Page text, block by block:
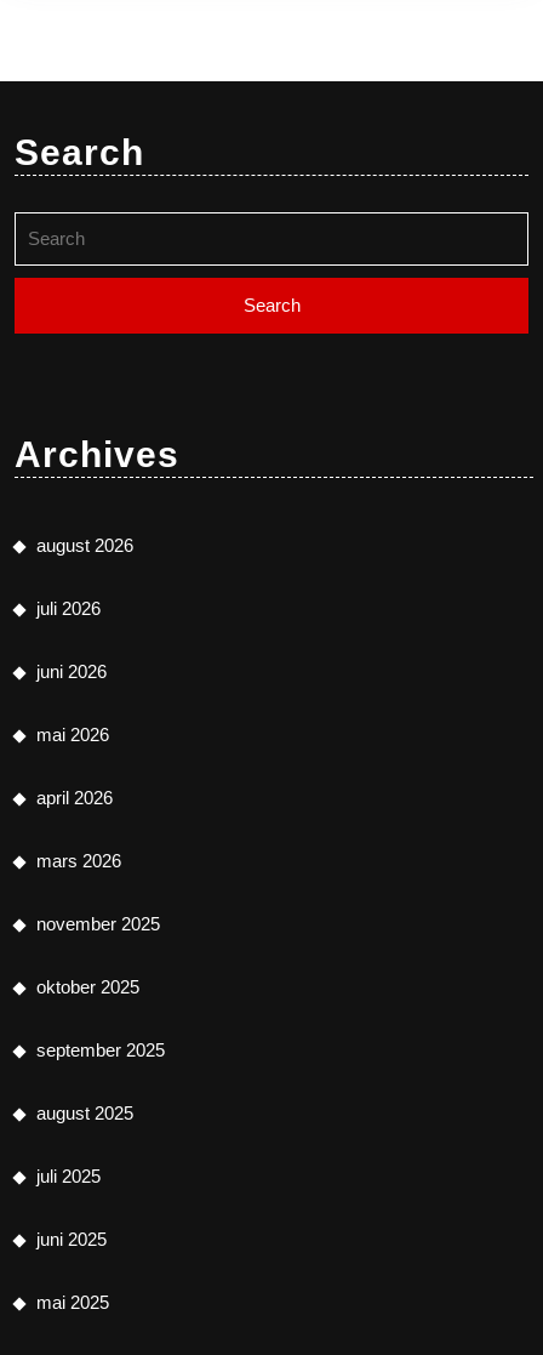
Search
for:
Archives
august 2026
juli 2026
juni 2026
mai 2026
april 2026
mars 2026
november 2025
oktober 2025
september 2025
august 2025
juli 2025
juni 2025
mai 2025